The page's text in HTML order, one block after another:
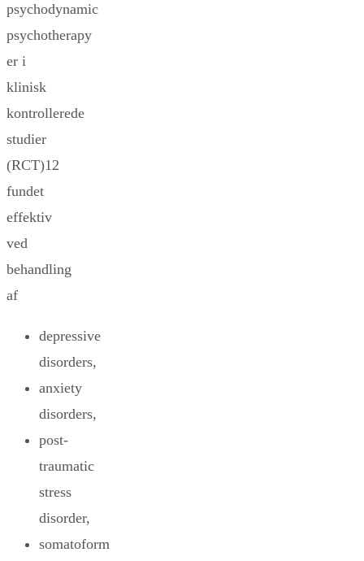
psychodynamic
psychotherapy
er i
klinisk
kontrollerede
studier
(RCT)12
fundet
effektiv
ved
behandling
af
depressive
disorders,
anxiety
disorders,
post-
traumatic
stress
disorder,
somatoform